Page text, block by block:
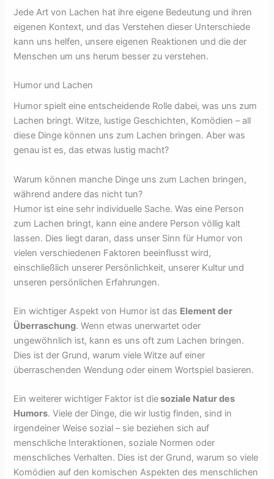
Jede Art von Lachen hat ihre eigene Bedeutung und ihren
eigenen Kontext, und das Verstehen dieser Unterschiede
kann uns helfen, unsere eigenen Reaktionen und die der
Menschen um uns herum besser zu verstehen.
Humor und Lachen
Humor spielt eine entscheidende Rolle dabei, was uns zum
Lachen bringt. Witze, lustige Geschichten, Komödien – all
diese Dinge können uns zum Lachen bringen. Aber was
genau ist es, das etwas lustig macht?
Warum können manche Dinge uns zum Lachen bringen,
während andere das nicht tun?
Humor ist eine sehr individuelle Sache. Was eine Person
zum Lachen bringt, kann eine andere Person völlig kalt
lassen. Dies liegt daran, dass unser Sinn für Humor von
vielen verschiedenen Faktoren beeinflusst wird,
einschließlich unserer Persönlichkeit, unserer Kultur und
unseren persönlichen Erfahrungen.
Ein wichtiger Aspekt von Humor ist das Element der
Überraschung. Wenn etwas unerwartet oder
ungewöhnlich ist, kann es uns oft zum Lachen bringen.
Dies ist der Grund, warum viele Witze auf einer
überraschenden Wendung oder einem Wortspiel basieren.
Ein weiterer wichtiger Faktor ist diesoziale Natur des
Humors. Viele der Dinge, die wir lustig finden, sind in
irgendeiner Weise sozial – sie beziehen sich auf
menschliche Interaktionen, soziale Normen oder
menschliches Verhalten. Dies ist der Grund, warum so viele
Komödien auf den komischen Aspekten des menschlichen